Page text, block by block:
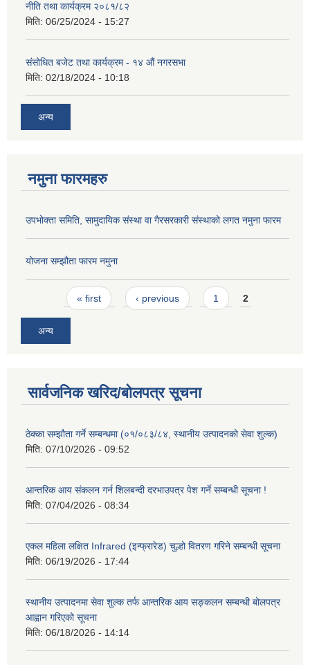
नीति तथा कार्यक्रम २०८१/८२
मिति: 06/25/2024 - 15:27
संसोधित बजेट तथा कार्यक्रम - १४ औं नगरसभा
मिति: 02/18/2024 - 10:18
अन्य
नमुना फारमहरु
उपभोक्ता समिति, सामुदायिक संस्था वा गैरसरकारी संस्थाको लगत नमुना फारम
योजना सम्झौता फारम नमुना
Pages« first ‹ previous 1 2
अन्य
सार्वजनिक खरिद/बोलपत्र सूचना
ठेक्का सम्झौता गर्ने सम्बन्धमा (०१/०८३/८४, स्थानीय उत्पादनको सेवा शुल्क)
मिति: 07/10/2026 - 09:52
आन्तरिक आय संकलन गर्न शिलबन्दी दरभाउपत्र पेश गर्ने सम्बन्धी सूचना !
मिति: 07/04/2026 - 08:34
एकल महिला लक्षित Infrared (इन्फ्रारेड) चुल्हो वितरण गरिने सम्बन्धी सूचना
मिति: 06/19/2026 - 17:44
स्थानीय उत्पादनमा सेवा शुल्क तर्फ आन्तरिक आय सङ्कलन सम्बन्धी बोलपत्र
आह्वान गरिएको सूचना
मिति: 06/18/2026 - 14:14